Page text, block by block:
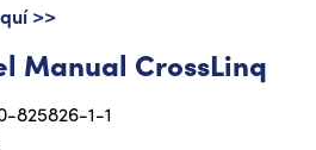
>>
Manual CrossLinq
825826-1-1